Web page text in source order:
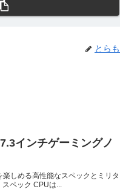
とらも
インチゲーミングノ
しめる高性能なスペックとミリタ
ペック CPUは...